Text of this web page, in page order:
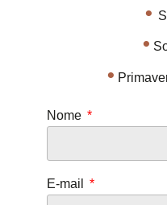
•
•
•
Nome
E-mail